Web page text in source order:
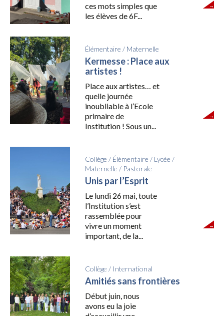
ces mots simples que
les élèves de 6F...
Élémentaire / Maternelle
Kermesse : Place aux
artistes !
Place aux artistes… et
quelle journée
inoubliable à l’Ecole
primaire de
Institution ! Sous un...
Collège / Élémentaire / Lycée /
Maternelle / Pastorale
Unis par l’Esprit
Le lundi 26 mai, toute
l’Institution s’est
rassemblée pour
vivre un moment
important, de la...
Collège / International
Amitiés sans frontières
Début juin, nous
avons eu la joie